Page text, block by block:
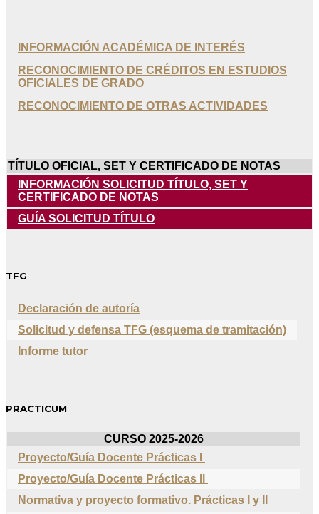
INFORMACIÓN ACADÉMICA DE INTERÉS
RECONOCIMIENTO DE CRÉDITOS EN ESTUDIOS
OFICIALES DE GRADO
RECONOCIMIENTO DE OTRAS ACTIVIDADES
TÍTULO OFICIAL, SET Y CERTIFICADO DE NOTAS
INFORMACIÓN SOLICITUD TÍTULO, SET Y
CERTIFICADO DE NOTAS
GUÍA SOLICITUD TÍTULO
TFG
Declaración de autoría
Solicitud y defensa TFG (esquema de tramitación)
Informe tutor
PRACTICUM
CURSO 2025-2026
Proyecto/Guía Docente Prácticas I
Proyecto/Guía Docente Prácticas II
Normativa y proyecto formativo. Prácticas I y II